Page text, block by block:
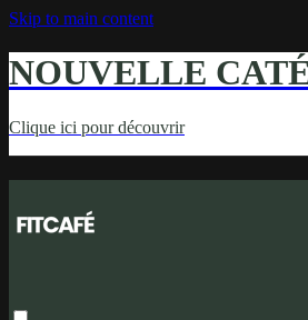
Skip to main content
NOUVELLE
Clique ici pour découvrir